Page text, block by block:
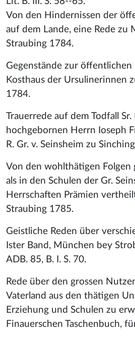
Von den Hindernissen der
auf dem Lande, eine Rede zu
Straubing 1784.
Gegenstände zur
Kosthaus der Ursulinerinnen
1784.
Trauerrede auf dem Todfall Sr.
hochgebornen Herrn Ioseph
R. Gr. v. Seinsheim zu
Von den wohlthätigen Folgen
als in den Schulen der Gr.
Herrschaften Prämien
Straubing 1785.
Geistliche Reden über
Ister Band, München bey
ADB. 85, B. I. S. 70.
Rede über den grossen
Vaterland aus den thätigen
Erziehung und Schulen zu
Finauerschen Taschenbuch,